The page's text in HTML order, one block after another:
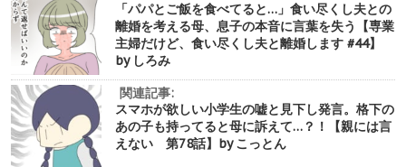
「パパとご飯を食べてると…」食い尽くし夫との
離婚を考える母、息子の本音に言葉を失う【専業
主婦だけど、食い尽くし夫と離婚します #44】
by しろみ
関連記事:
スマホが欲しい小学生の嘘と見下し発言。格下の
あの子も持ってると母に訴えて…？！【親には言
えない 第78話】by こっとん